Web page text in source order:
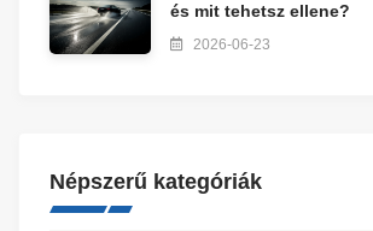
és mit tehetsz ellene?
2026-06-23
Népszerű kategóriák